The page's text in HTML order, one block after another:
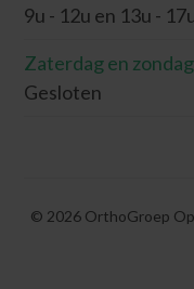
9u - 12u en 13u -
Zaterdag en zondag
Gesloten
© 2026 OrthoGroep